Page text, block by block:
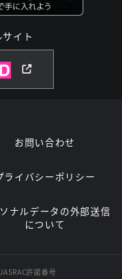
イト
お問い合わせ
ライバシーポリシー
ナルデータの外部送信
について
JASRAC許諾番号